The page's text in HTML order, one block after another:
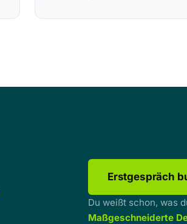
Erstgespräch
Du weißt schon, was
Maßgeschneiderte